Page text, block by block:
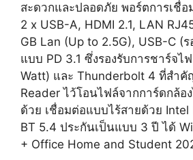
สะดวกและปลอดภัย พอร์ตการเชื่
2 x USB-A, HDMI 2.1, LAN
GB Lan (Up to 2.5G), USB-C (
แบบ PD 3.1 ซึ่งรองรับการชาร์จไ
Watt) และ Thunderbolt 4 ที่สำคั
Reader ไว้โอนไฟล์จากการ์ดกล้อ
ด้วย เชื่อมต่อแบบไร้สายด้วย Intel
BT 5.4 ประกันเป็นแบบ 3 ปี ได้
+ Office Home and Student